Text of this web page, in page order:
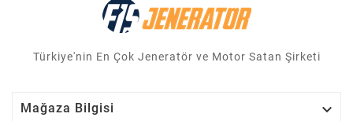
Türkiye'nin En Çok Jeneratör ve Motor Satan Şirketi
Mağaza Bilgisi 